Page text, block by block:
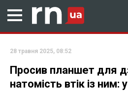
28 травня 2025, 08:52
Просив планшет для
натомість втік із ним: